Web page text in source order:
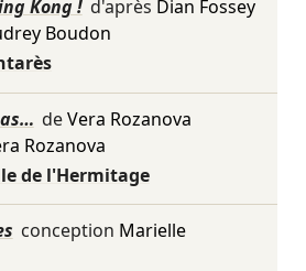
Kong ! d'après Dian Fossey
Boudon
deVera Rozanova
Rozanova
de l'Hermitage
conception Marielle